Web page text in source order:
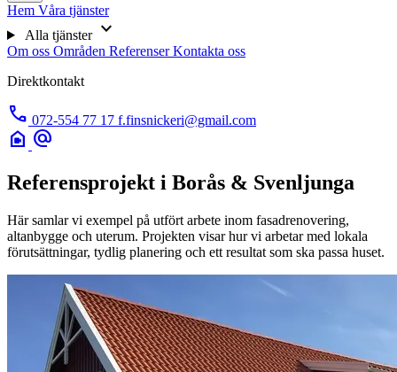
Hem Våra tjänster
Alla tjänster expand_more
Om oss Områden ReferenserKontakta oss
Direktkontakt
call 072-554 77 17 f.finsnickeri@gmail.com
camera_indoor alternate_email
Referensprojekt i Borås & Svenljunga
Här samlar vi exempel på utfört arbete inom fasadrenovering,
altanbygge och uterum. Projekten visar hur vi arbetar med lokala
förutsättningar, tydlig planering och ett resultat som ska passa huset.